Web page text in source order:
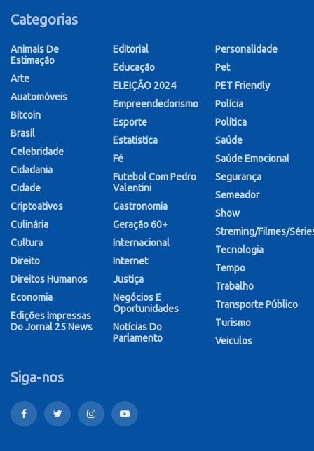
Categorias
Animais De
Estimação
Arte
Auatomóveis
Bitcoin
Brasil
Celebridade
Cidadania
Cidade
Criptoativos
Culinária
Cultura
Direito
Direitos Humanos
Economia
Edições Impressas
Do Jornal 25 News
Editorial
Educação
ELEIÇÃO 2024
Empreendedorismo
Esporte
Estatistica
Fé
Futebol Com Pedro
Valentini
Gastronomia
Geração 60+
Internacional
Internet
Justiça
Negócios E
Oportunidades
Notícias Do
Parlamento
Personalidade
Pet
PET Friendly
Polícia
Política
Saúde
Saúde Emocional
Segurança
Semeador
Show
Streming/Filmes/
Tecnologia
Tempo
Trabalho
Transporte Público
Turismo
Veiculos
Siga-nos